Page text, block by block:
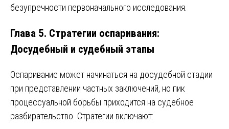
безупречности первоначального исследования.
Глава 5. Стратегии оспаривания:
Досудебный и судебный этапы
Оспаривание может начинаться на досудебной стадии
при представлении частных заключений, но пик
процессуальной борьбы приходится на судебное
разбирательство. Стратегии включают: